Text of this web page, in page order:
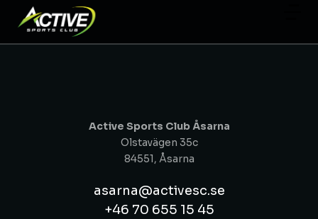
Active Sports Club Åsarna
Olstavägen 35c
84551, Åsarna
asarna@activesc.se
+46 70 655 15 45